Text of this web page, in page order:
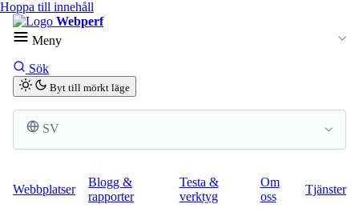
Hoppa till innehåll
Webperf
Meny
Sök
Byt till mörkt läge
SV
Webbplatser
Blogg &
rapporter
Testa &
verktyg
Om
oss
Tjänster